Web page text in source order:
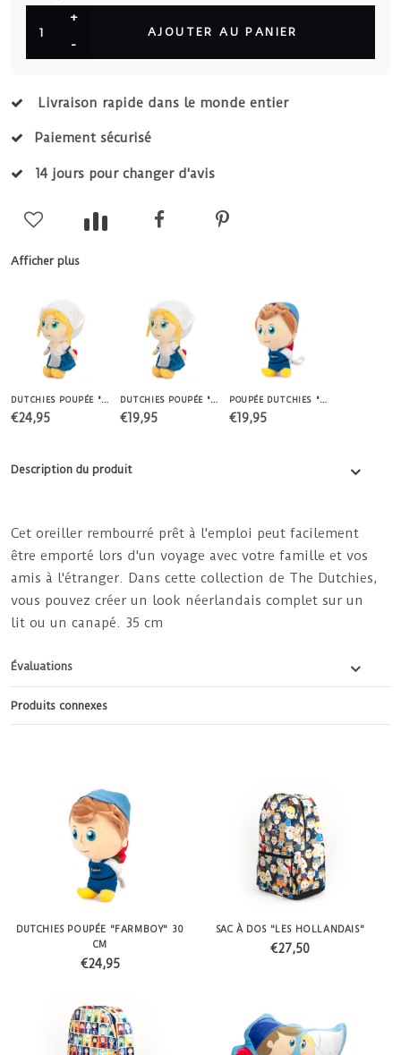
+
-
AJOUTER AU PANIER
Livraison rapide dans le monde entier
Paiement sécurisé
14 jours pour changer d'avis
Afficher plus
DUTCHIES POUPÉE "FARMGIRL" 30 CM
€24,95
DUTCHIES POUPÉE "FARMGIRL" 20 CM
€19,95
POUPÉE DUTCHIES "FARMBOY" 20 CM
€19,95
Description du produit
Cet oreiller rembourré prêt à l'emploi peut facilement
être emporté lors d'un voyage avec votre famille et vos
amis à l'étranger. Dans cette collection de The Dutchies,
vous pouvez créer un look néerlandais complet sur un
lit ou un canapé. 35 cm
Évaluations
Produits connexes
DUTCHIES POUPÉE "FARMBOY" 30
CM
€24,95
SAC À DOS "LES HOLLANDAIS"
€27,50